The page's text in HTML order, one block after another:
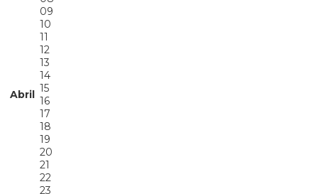
Abril
09
10
11
12
13
14
15
16
17
18
19
20
21
22
23